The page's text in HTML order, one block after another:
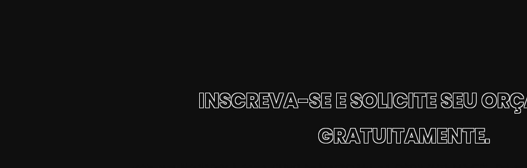
INSCREVA-SE E SOLICITE SEU
GRATUITAMENTE.